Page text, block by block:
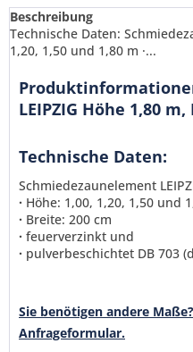
verstanden und stimme
Mit * gekennzeichnete
Beschreibung
Technische Daten:
1,20, 1,50 und 1,80 m ·...
LEIPZIG Höhe 1,80
Technische Daten:
Schmiedezaunelement
· Höhe: 1,00, 1,20, 1,50 und
· Breite: 200 cm
· feuerverzinkt und
· pulverbeschichtet DB 703
Sie benötigen andere
Anfrageformular.